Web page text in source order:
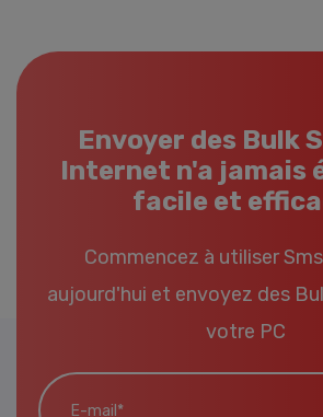
Envoyer des Bulk
Internet n'a jamais
facile et
Commencez à utiliser
aujourd'hui et envoyez des
votre PC
E-mail*